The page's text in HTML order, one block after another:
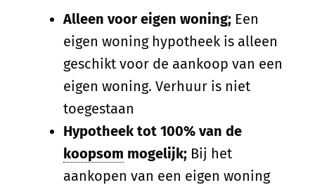
Alleen voor eigen woning; Een
eigen woning hypotheek is alleen
geschikt voor de aankoop van een
eigen woning. Verhuur is niet
toegestaan
Hypotheek tot 100% van de
koopsom mogelijk; Bij het
aankopen van een eigen woning